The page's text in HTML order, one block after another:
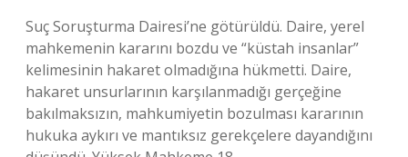
Suç Soruşturma Dairesi’ne götürüldü. Daire, yerel
mahkemenin kararını bozdu ve “küstah insanlar”
kelimesinin hakaret olmadığına hükmetti. Daire,
hakaret unsurlarının karşılanmadığı gerçeğine
bakılmaksızın, mahkumiyetin bozulması kararının
hukuka aykırı ve mantıksız gerekçelere dayandığını